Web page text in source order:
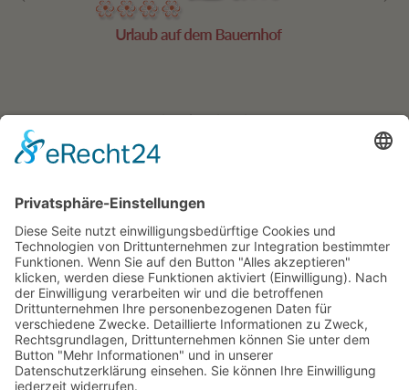
Kircher
Karerseestrasse 124
Welschnofen Südtirol/Italien
Tel. + Fax 0039 340 401
6259 ∎ info@geigerhof.it
